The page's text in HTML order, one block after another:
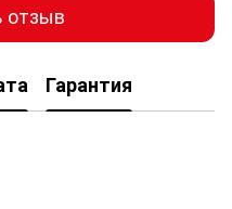
отзыв
Гарантия